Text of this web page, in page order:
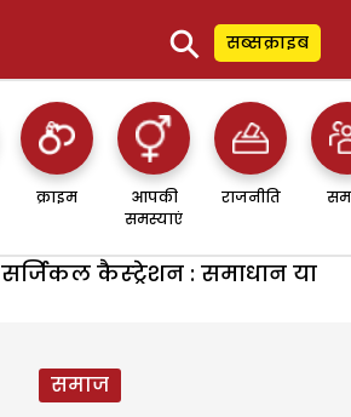
⚲ सब्सक्राइब
क्राइम
आपकी
समस्याएं
राजनीति
सर्जिकल कैस्ट्रेशन : समाधान या
समाज